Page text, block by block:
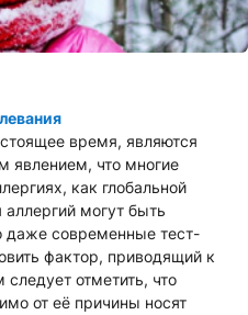
время, являются
явлением, что многие
как глобальной
могут быть
даже современные тест-
фактор, приводящий к
отметить, что
от её причины носят